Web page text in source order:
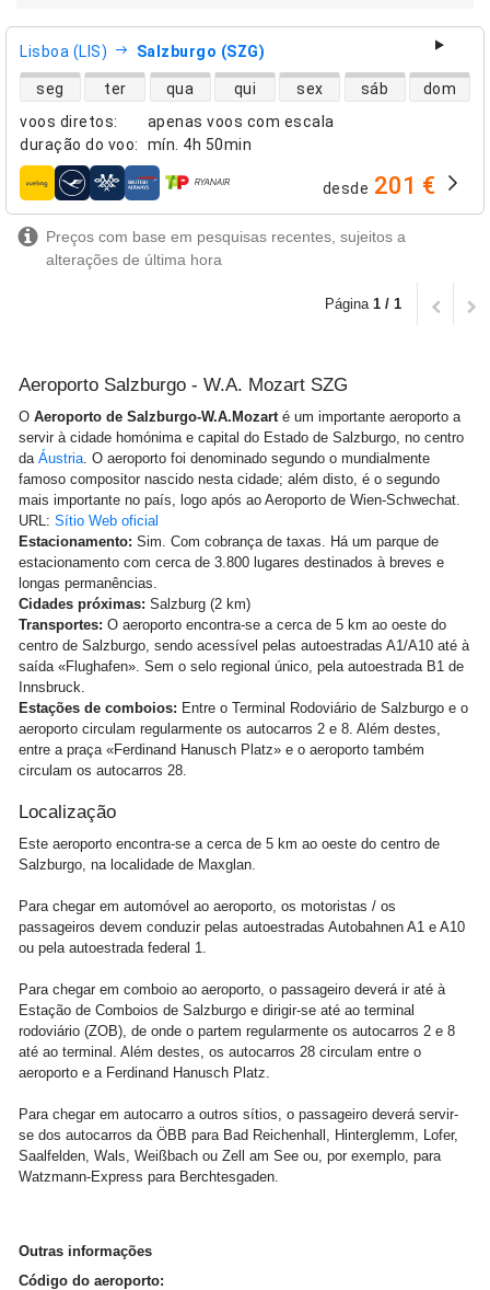
Lisboa (LIS) Salzburgo (SZG)
voos diretos:
apenas voos com escala
duração do voo: mín. 4h 50min
disponibilidade de voos diretos
seg ter qua qui sex sáb dom
companhias aéreas desde 201 €
Preços com base em pesquisas recentes, sujeitos a
alterações de última hora
Página 1 / 1
Aeroporto Salzburgo - W.A. Mozart SZG
O Aeroporto de Salzburgo-W.A.Mozart é um importante aeroporto a
servir à cidade homónima e capital do Estado de Salzburgo, no centro
da Áustria . O aeroporto foi denominado segundo o mundialmente
famoso compositor nascido nesta cidade; além disto, é o segundo
mais importante no país, logo após ao Aeroporto de Wien-Schwechat.
URL: Sítio Web oficial
Estacionamento: Sim. Com cobrança de taxas. Há um parque de
estacionamento com cerca de 3.800 lugares destinados à breves e
longas permanências.
Cidades próximas: Salzburg (2 km)
Transportes: O aeroporto encontra-se a cerca de 5 km ao oeste do
centro de Salzburgo, sendo acessível pelas autoestradas A1/A10 até à
saída «Flughafen». Sem o selo regional único, pela autoestrada B1 de
Innsbruck.
Estações de comboios: Entre o Terminal Rodoviário de Salzburgo e o
aeroporto circulam regularmente os autocarros 2 e 8. Além destes,
entre a praça «Ferdinand Hanusch Platz» e o aeroporto também
circulam os autocarros 28.
Localização
Este aeroporto encontra-se a cerca de 5 km ao oeste do centro de
Salzburgo, na localidade de Maxglan.
Para chegar em automóvel ao aeroporto, os motoristas / os
passageiros devem conduzir pelas autoestradas Autobahnen A1 e A10
ou pela autoestrada federal 1.
Para chegar em comboio ao aeroporto, o passageiro deverá ir até à
Estação de Comboios de Salzburgo e dirigir-se até ao terminal
rodoviário (ZOB), de onde o partem regularmente os autocarros 2 e 8
até ao terminal. Além destes, os autocarros 28 circulam entre o
aeroporto e a Ferdinand Hanusch Platz.
Para chegar em autocarro a outros sítios, o passageiro deverá servir-
se dos autocarros da ÖBB para Bad Reichenhall, Hinterglemm, Lofer,
Saalfelden, Wals, Weißbach ou Zell am See ou, por exemplo, para
Watzmann-Express para Berchtesgaden.
Outras informações
Código do aeroporto: